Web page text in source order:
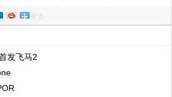
更多
发飞马2